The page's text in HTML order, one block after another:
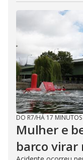
DO R7/HÁ 17 MINUTOS
Mulher e
barco virar